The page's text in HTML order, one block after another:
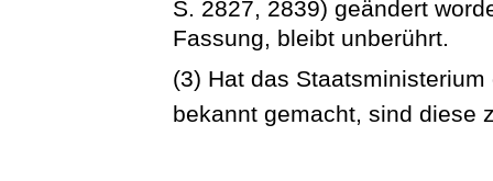
S. 2827, 2839) geändert
Fassung, bleibt unberührt.
(3) Hat das
bekannt gemacht, sind diese